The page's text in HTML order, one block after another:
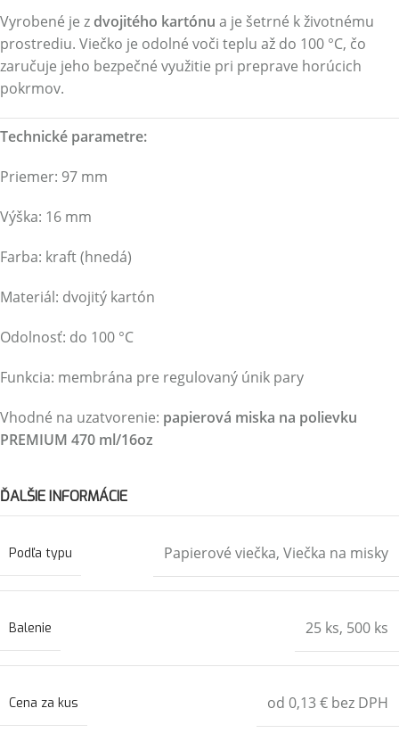
Vyrobené je zdvojitého kartónu a je šetrné k životnému
prostrediu. Viečko je odolné voči teplu až do 100 °C, čo
zaručuje jeho bezpečné využitie pri preprave horúcich
pokrmov.
Technické parametre:
Priemer: 97 mm
Výška: 16 mm
Farba: kraft (hnedá)
Materiál: dvojitý kartón
Odolnosť: do 100 °C
Funkcia: membrána pre regulovaný únik pary
Vhodné na uzatvorenie: papierová miska na polievku
PREMIUM 470 ml/16oz
ĎALŠIE INFORMÁCIE
Podľa typu Papierové viečka, Viečka na misky
Balenie 25 ks, 500 ks
Cena za kus od 0,13 € bez DPH